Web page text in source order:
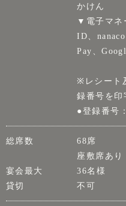
かけん
▼電子マネ
ID、
Pay、
※レシート
録番号を印
●登録番号
総席数
68席
座敷席あり
宴会最大
36名様
貸切
不可